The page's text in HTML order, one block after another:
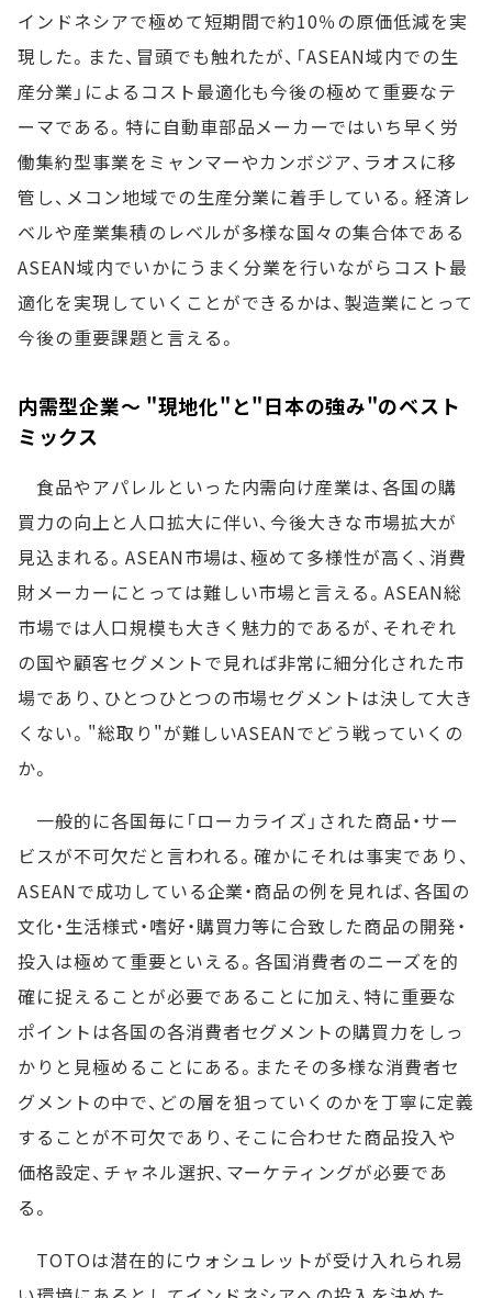
インドネシアで極めて短期間で約10％の原価低減を実
現した。また、冒頭でも触れたが、「ASEAN域内での生
産分業」によるコスト最適化も今後の極めて重要なテ
ーマである。特に自動車部品メーカーではいち早く労
働集約型事業をミャンマーやカンボジア、ラオスに移
管し、メコン地域での生産分業に着手している。経済レ
ベルや産業集積のレベルが多様な国々の集合体である
ASEAN域内でいかにうまく分業を行いながらコスト最
適化を実現していくことができるかは、製造業にとって
今後の重要課題と言える。
内需型企業～ "現地化"と"日本の強み"のベスト
ミックス
食品やアパレルといった内需向け産業は、各国の購
買力の向上と人口拡大に伴い、今後大きな市場拡大が
見込まれる。ASEAN市場は、極めて多様性が高く、消費
財メーカーにとっては難しい市場と言える。ASEAN総
市場では人口規模も大きく魅力的であるが、それぞれ
の国や顧客セグメントで見れば非常に細分化された市
場であり、ひとつひとつの市場セグメントは決して大き
くない。"総取り"が難しいASEANでどう戦っていくの
か。
一般的に各国毎に「ローカライズ」された商品・サー
ビスが不可欠だと言われる。確かにそれは事実であり、
ASEANで成功している企業・商品の例を見れば、各国の
文化・生活様式・嗜好・購買力等に合致した商品の開発・
投入は極めて重要といえる。各国消費者のニーズを的
確に捉えることが必要であることに加え、特に重要な
ポイントは各国の各消費者セグメントの購買力をしっ
かりと見極めることにある。またその多様な消費者セ
グメントの中で、どの層を狙っていくのかを丁寧に定義
することが不可欠であり、そこに合わせた商品投入や
価格設定、チャネル選択、マーケティングが必要であ
る。
TOTOは潜在的にウォシュレットが受け入れられ易